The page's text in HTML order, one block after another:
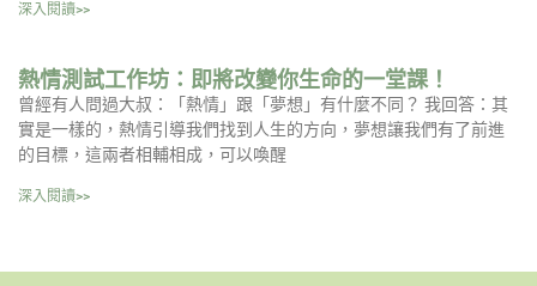
深入閱讀>>
熱情測試工作坊：即將改變你生命的一堂課！
曾經有人問過大叔：「熱情」跟「夢想」有什麼不同？ 我回答：其
實是一樣的，熱情引導我們找到人生的方向，夢想讓我們有了前進
的目標，這兩者相輔相成，可以喚醒
深入閱讀>>